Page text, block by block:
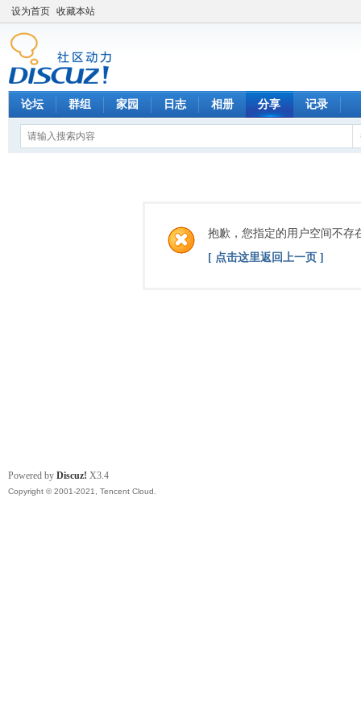
设为首页 收藏本站
论坛 群组 家园 日志 相册 分享 记录
抱歉，您指定的用户空间不存
[ 点击这里返回上一页 ]
Powered by Discuz! X3.4
Copyright © 2001-2021, Tencent Cloud.